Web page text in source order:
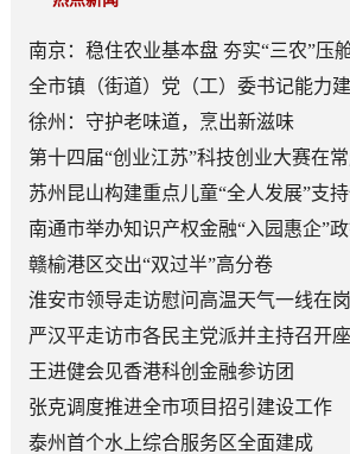
南京：稳住农业基本盘 夯实“三农”压
全市镇（街道）党（工）委书记能力
徐州：守护老味道，烹出新滋味
第十四届“创业江苏”科技创业大赛在
苏州昆山构建重点儿童“全人发展”支
南通市举办知识产权金融“入园惠企”
赣榆港区交出“双过半”高分卷
淮安市领导走访慰问高温天气一线在
严汉平走访市各民主党派并主持召开
王进健会见香港科创金融参访团
张克调度推进全市项目招引建设工作
泰州首个水上综合服务区全面建成